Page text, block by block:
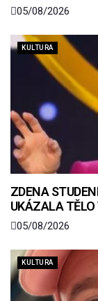
05/08/2026
KULTURA
ZDENA
UKÁZALA
05/08/2026
KULTURA